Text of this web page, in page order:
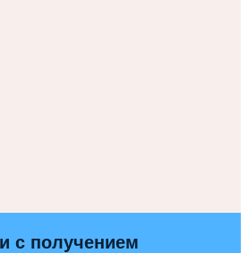
с получением